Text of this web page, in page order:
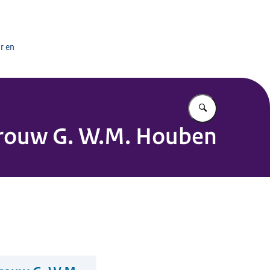
en
Vul in wat u
G. W.M. Houben